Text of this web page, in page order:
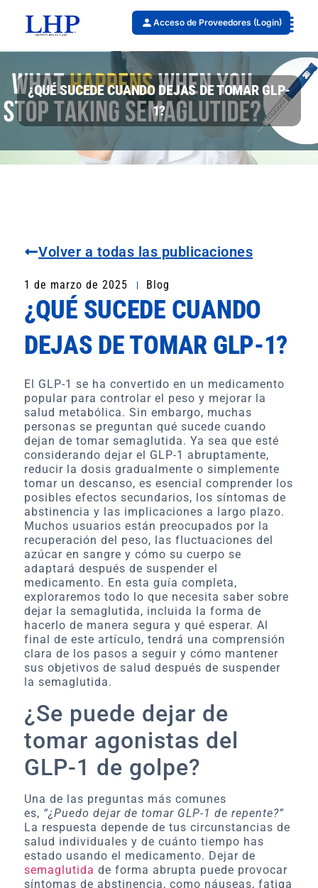
Acceso de Proveedores (Login)
¿QUÉ SUCEDE CUANDO DEJAS DE TOMAR GLP-
1?
Volver a todas las publicaciones
1 de marzo de 2025 Blog
¿QUÉ SUCEDE CUANDO
DEJAS DE TOMAR GLP-1?
El GLP-1 se ha convertido en un medicamento
popular para controlar el peso y mejorar la
salud metabólica. Sin embargo, muchas
personas se preguntan qué sucede cuando
dejan de tomar semaglutida. Ya sea que esté
considerando dejar el GLP-1 abruptamente,
reducir la dosis gradualmente o simplemente
tomar un descanso, es esencial comprender los
posibles efectos secundarios, los síntomas de
abstinencia y las implicaciones a largo plazo.
Muchos usuarios están preocupados por la
recuperación del peso, las fluctuaciones del
azúcar en sangre y cómo su cuerpo se
adaptará después de suspender el
medicamento. En esta guía completa,
exploraremos todo lo que necesita saber sobre
dejar la semaglutida, incluida la forma de
hacerlo de manera segura y qué esperar. Al
final de este artículo, tendrá una comprensión
clara de los pasos a seguir y cómo mantener
sus objetivos de salud después de suspender
la semaglutida.
¿Se puede dejar de
tomar agonistas del
GLP-1 de golpe?
Una de las preguntas más comunes
es, “¿Puedo dejar de tomar GLP-1 de repente?”
La respuesta depende de tus circunstancias de
salud individuales y de cuánto tiempo has
estado usando el medicamento. Dejar de
semaglutida de forma abrupta puede provocar
síntomas de abstinencia, como náuseas, fatiga